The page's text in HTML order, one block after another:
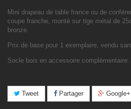
Mini drapeau de table france ou de
coupe franche, monté sur tige métal de
bronze.
Prix de base pour 1 exemplaire, vendu
Socle bois en accessoire complémentaire.
Tweet Partager Google+